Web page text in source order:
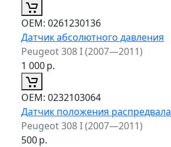
ОЕМ: 0261230136
Датчик абсолютного давления
Peugeot 308 I (2007—2011)
1 000р.
ОЕМ: 0232103064
Датчик положения распредвала
Peugeot 308 I (2007—2011)
500р.